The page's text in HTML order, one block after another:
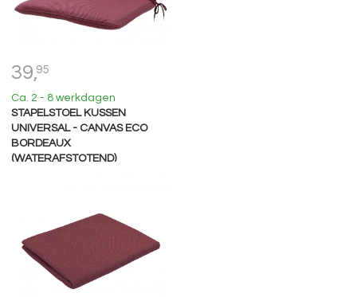
39,95
Ca. 2 - 8 werkdagen
STAPELSTOEL KUSSEN
UNIVERSAL - CANVAS ECO
BORDEAUX
(WATERAFSTOTEND)